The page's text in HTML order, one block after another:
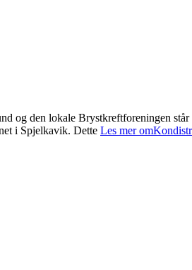
og den lokale Brystkreftforeningen
i Spjelkavik. Dette Les mer